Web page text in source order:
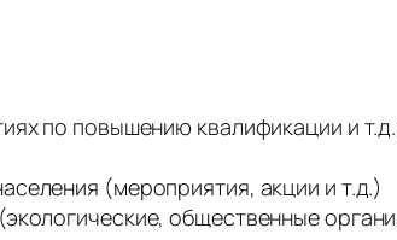
по повышению квалификации и
(мероприятия, акции и т.д.)
общественные